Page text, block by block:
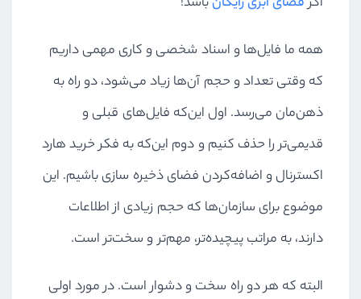
همه ما فایل‌ها و اسناد شخصی و کاری مهمی داریم
که وقتی تعداد و حجم آن‌ها زیاد می‌شود، دو راه به
ذهن‌مان می‌رسد. اول این‌که فایل‌های قبلی و
قدیمی‌تر را حذف کنیم و دوم این‌که به فکر خرید هارد
اکسترنال و اضافه‌کردن فضای ذخیره سازی باشیم. این
موضوع برای سازمان‌ها که حجم زیادی از اطلاعات
دارند، به مراتب پیچیده‌تر، مهم‌تر و سخت‌تر است.
البته که هر دو راه سخت و دشوار است. در مورد اولی